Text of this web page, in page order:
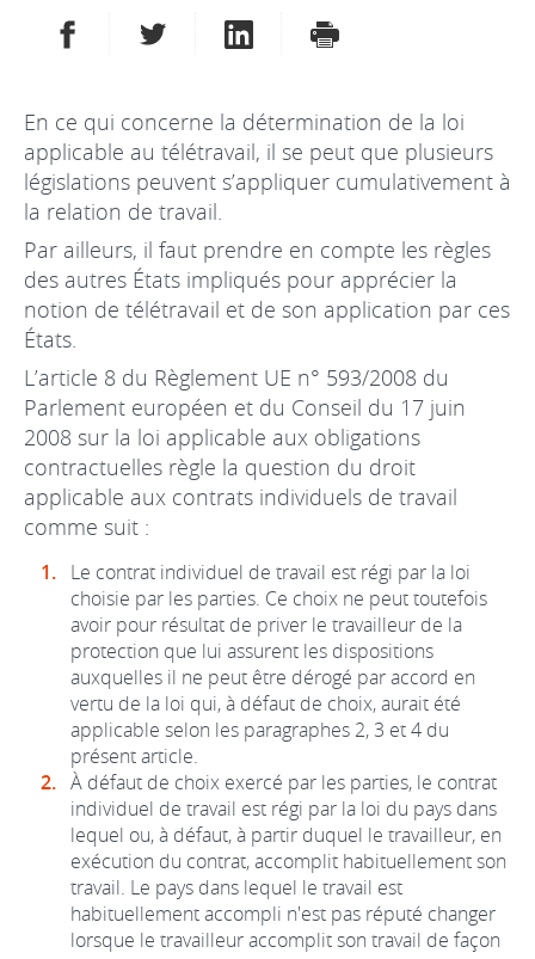
PARTAGER SUR FACEBOOK
PARTAGER SUR TWITTER
PARTAGER SUR LINKEDIN
IMPRIMER
En ce qui concerne la détermination de la loi
applicable au télétravail, il se peut que plusieurs
législations peuvent s’appliquer cumulativement à
la relation de travail.
Par ailleurs, il faut prendre en compte les règles
des autres États impliqués pour apprécier la
notion de télétravail et de son application par ces
États.
L’article 8 du Règlement UE n° 593/2008 du
Parlement européen et du Conseil du 17 juin
2008 sur la loi applicable aux obligations
contractuelles règle la question du droit
applicable aux contrats individuels de travail
comme suit :
Le contrat individuel de travail est régi par la loi
choisie par les parties. Ce choix ne peut toutefois
avoir pour résultat de priver le travailleur de la
protection que lui assurent les dispositions
auxquelles il ne peut être dérogé par accord en
vertu de la loi qui, à défaut de choix, aurait été
applicable selon les paragraphes 2, 3 et 4 du
présent article.
À défaut de choix exercé par les parties, le contrat
individuel de travail est régi par la loi du pays dans
lequel ou, à défaut, à partir duquel le travailleur, en
exécution du contrat, accomplit habituellement son
travail. Le pays dans lequel le travail est
habituellement accompli n'est pas réputé changer
lorsque le travailleur accomplit son travail de façon